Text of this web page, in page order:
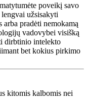
poveikį savo
užsisakyti
arba pradėti nemokamą
vadovybei visišką
dirbtinio intelekto
bet kokius pirkimo
kitomis kalbomis nei